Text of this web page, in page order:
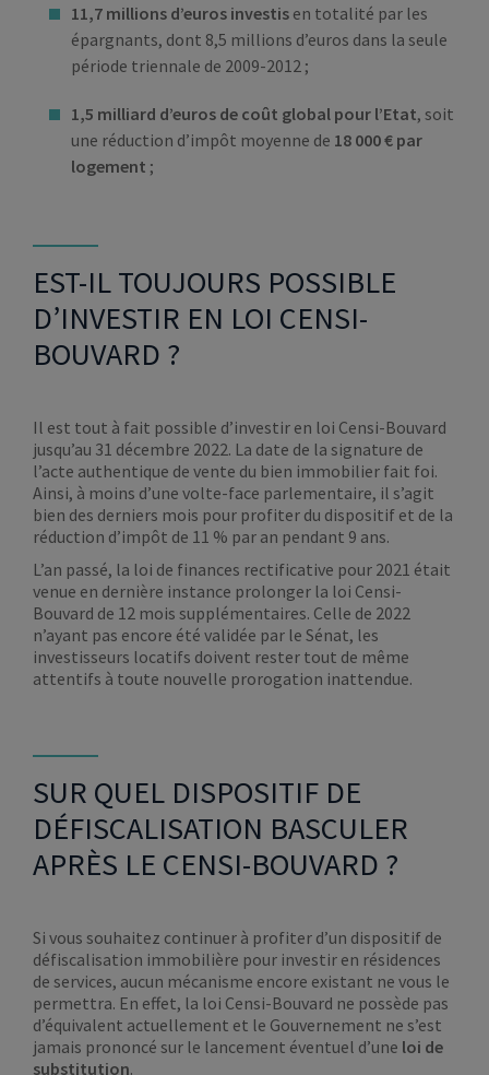
11,7 millions d’euros investis en totalité par les
épargnants, dont 8,5 millions d’euros dans la seule
période triennale de 2009-2012 ;
1,5 milliard d’euros de coût global pour l’Etat, soit
une réduction d’impôt moyenne de 18 000 € par
logement ;
EST-IL TOUJOURS POSSIBLE
D’INVESTIR EN LOI CENSI-
BOUVARD ?
Il est tout à fait possible d’investir en loi Censi-Bouvard
jusqu’au 31 décembre 2022. La date de la signature de
l’acte authentique de vente du bien immobilier fait foi.
Ainsi, à moins d’une volte-face parlementaire, il s’agit
bien des derniers mois pour profiter du dispositif et de la
réduction d’impôt de 11 % par an pendant 9 ans.
L’an passé, la loi de finances rectificative pour 2021 était
venue en dernière instance prolonger la loi Censi-
Bouvard de 12 mois supplémentaires. Celle de 2022
n’ayant pas encore été validée par le Sénat, les
investisseurs locatifs doivent rester tout de même
attentifs à toute nouvelle prorogation inattendue.
SUR QUEL DISPOSITIF DE
DÉFISCALISATION BASCULER
APRÈS LE CENSI-BOUVARD ?
Si vous souhaitez continuer à profiter d’un dispositif de
défiscalisation immobilière pour investir en résidences
de services, aucun mécanisme encore existant ne vous le
permettra. En effet, la loi Censi-Bouvard ne possède pas
d’équivalent actuellement et le Gouvernement ne s’est
jamais prononcé sur le lancement éventuel d’une loi de
substitution.